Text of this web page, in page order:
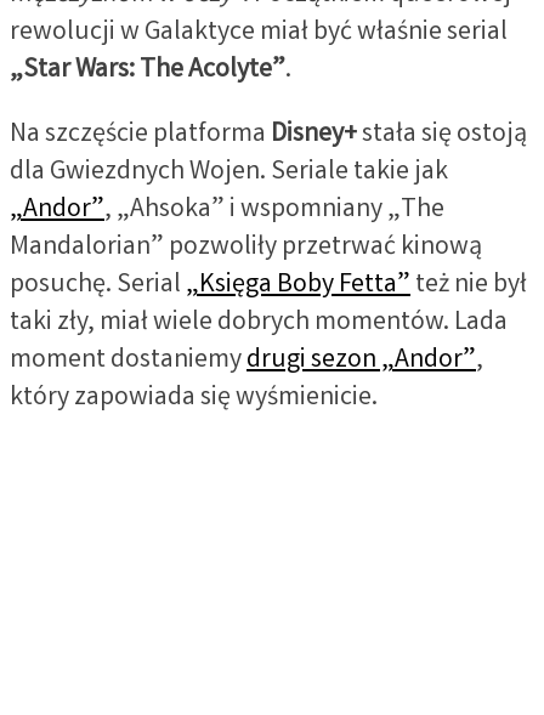
rewolucji w Galaktyce miał być właśnie serial
„Star Wars: The Acolyte”.
Na szczęście platforma Disney+stała się ostoją
dla Gwiezdnych Wojen. Seriale takie jak
„Andor”, „Ahsoka” i wspomniany „The
Mandalorian” pozwoliły przetrwać kinową
posuchę. Serial„Księga Boby Fetta”też nie był
taki zły, miał wiele dobrych momentów. Lada
moment dostaniemydrugi sezon „Andor”,
który zapowiada się wyśmienicie.